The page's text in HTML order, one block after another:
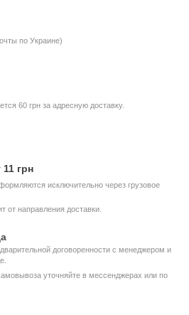
по Украине)
60 грн за адресную доставку.
11 грн
исключительно через грузовое
от направления доставки.
договоренности с менеджером и
уточняйте в мессенджерах или по